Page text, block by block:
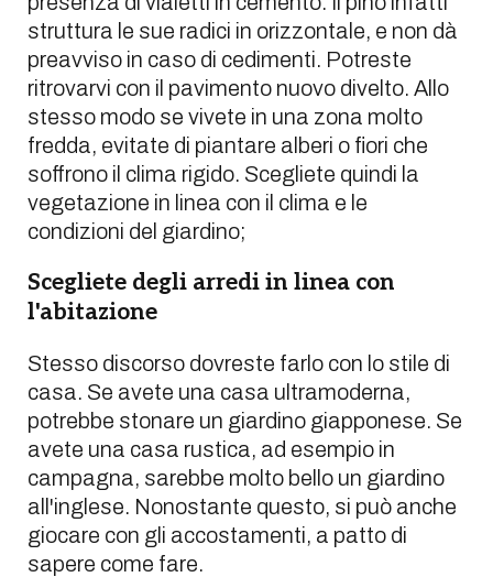
struttura le sue radici in orizzontale, e non dà
preavviso in caso di cedimenti. Potreste
ritrovarvi con il pavimento nuovo divelto. Allo
stesso modo se vivete in una zona molto
fredda, evitate di piantare alberi o fiori che
soffrono il clima rigido. Scegliete quindi la
vegetazione in linea con il clima e le
condizioni del giardino;
Scegliete degli arredi in linea con
l'abitazione
Stesso discorso dovreste farlo con lo stile di
casa. Se avete una casa ultramoderna,
potrebbe stonare un giardino giapponese. Se
avete una casa rustica, ad esempio in
campagna, sarebbe molto bello un giardino
all'inglese. Nonostante questo, si può anche
giocare con gli accostamenti, a patto di
sapere come fare.